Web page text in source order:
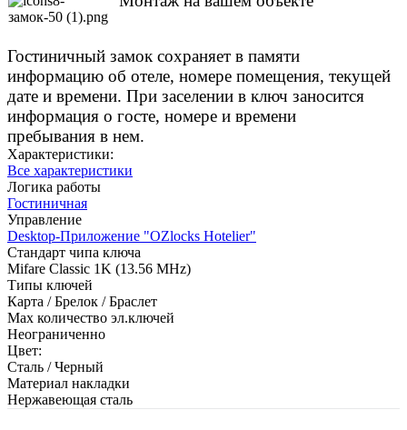
Гостиничный замок сохраняет в памяти
информацию об отеле, номере помещения, текущей
дате и времени. При заселении в ключ заносится
информация о госте, номере и времени
пребывания в нем.
Характеристики:
Все характеристики
Логика работы
Гостиничная
Управление
Desktop-Приложение "OZlocks Hotelier"
Стандарт чипа ключа
Mifare Classic 1K (13.56 MHz)
Типы ключей
Карта / Брелок / Браслет
Max количество эл.ключей
Неограниченно
Цвет:
Сталь / Черный
Материал накладки
Нержавеющая сталь